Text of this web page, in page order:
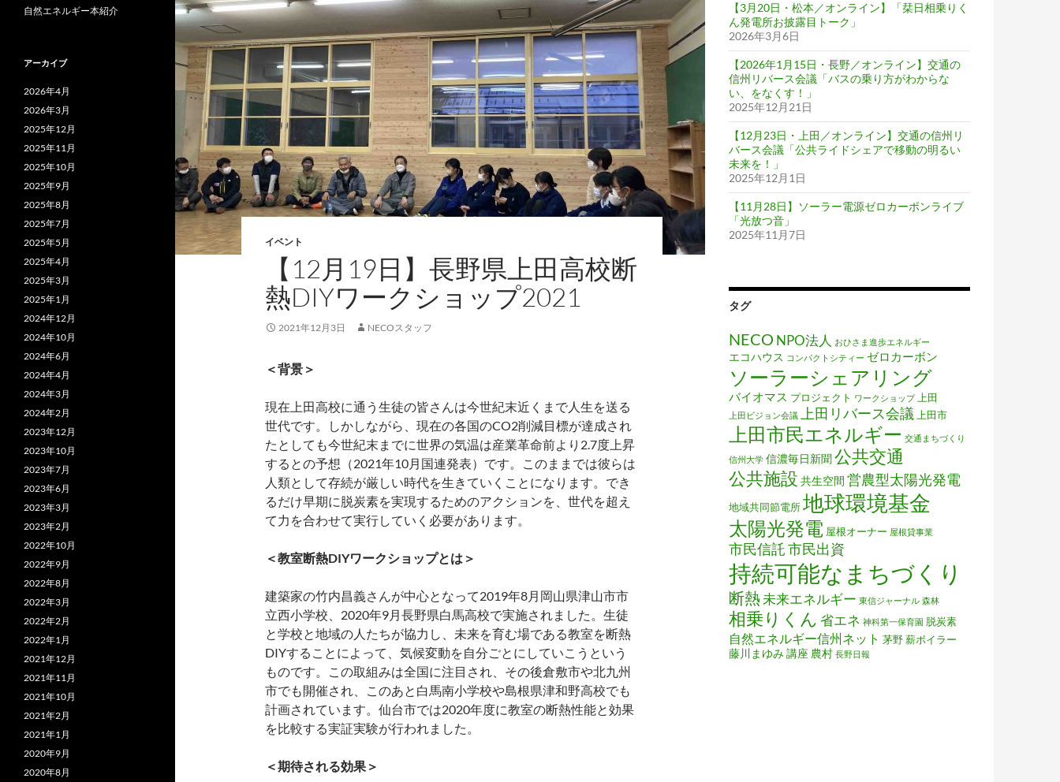
イベント
【12月19日】長野県上田高校断
熱DIYワークショップ2021
2021年12月3日 NECOスタッフ
＜背景＞
現在上田高校に通う生徒の皆さんは今世紀末近くまで人生を送る
世代です。しかしながら、現在の各国のCO2削減目標が達成され
たとしても今世紀末までに世界の気温は産業革命前より2.7度上昇
するとの予想（2021年10月国連発表）です。このままでは彼らは
人類として存続が厳しい時代を生きていくことになります。でき
るだけ早期に脱炭素を実現するためのアクションを、世代を超え
て力を合わせて実行していく必要があります。
＜教室断熱DIYワークショップとは＞
建築家の竹内昌義さんが中心となって2019年8月岡山県津山市市
立西小学校、2020年9月長野県白馬高校で実施されました。生徒
と学校と地域の人たちが協力し、未来を育む場である教室を断熱
DIYすることによって、気候変動を自分ごとにしていこうという
ものです。この取組みは全国に注目され、その後倉敷市や北九州
市でも開催され、このあと白馬南小学校や島根県津和野高校でも
計画されています。仙台市では2020年度に教室の断熱性能と効果
を比較する実証実験が行われました。
＜期待される効果＞
【3月20日・松本／オンライン】「栞日相乗りく
ん発電所お披露目トーク」
2026年3月6日
【2026年1月15日・長野／オンライン】交通の
信州リバース会議「バスの乗り方がわからな
い、をなくす！」
2025年12月21日
【12月23日・上田／オンライン】交通の信州リ
バース会議「公共ライドシェアで移動の明るい
未来を！」
2025年12月1日
【11月28日】ソーラー電源ゼロカーボンライブ
「光放つ音」
2025年11月7日
タグ
NECO NPO法人 おひさま進歩エネルギー
エコハウス コンパクトシティー ゼロカーボン
ソーラーシェアリング
バイオマス プロジェクト ワークショップ 上田
上田ビジョン会議 上田リバース会議 上田市
上田市民エネルギー 交通まちづくり
信州大学 信濃毎日新聞公共交通
公共施設 共生空間 営農型太陽光発電
地域共同節電所 地球環境基金
太陽光発電 屋根オーナー 屋根貸事業
市民信託市民出資
持続可能なまちづくり
断熱 未来エネルギー 東信ジャーナル 森林
相乗りくん 省エネ 神科第一保育園 脱炭素
自然エネルギー信州ネット 茅野 薪ボイラー
藤川まゆみ 講座 農村 長野日報
自然エネルギー本紹介
アーカイブ
2026年4月
2026年3月
2025年12月
2025年11月
2025年10月
2025年9月
2025年8月
2025年7月
2025年5月
2025年4月
2025年3月
2025年1月
2024年12月
2024年10月
2024年6月
2024年4月
2024年3月
2024年2月
2023年12月
2023年10月
2023年7月
2023年6月
2023年3月
2023年2月
2022年10月
2022年9月
2022年8月
2022年3月
2022年2月
2022年1月
2021年12月
2021年11月
2021年10月
2021年2月
2021年1月
2020年9月
2020年8月